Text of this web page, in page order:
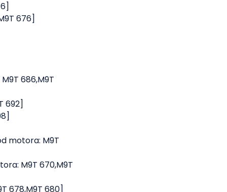
676]
686,M9T
692]
motora: M9T
M9T 670,M9T
678,M9T 680]